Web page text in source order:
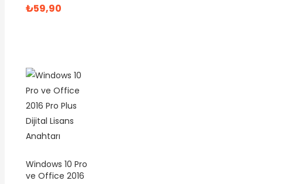
4.95oy aldı
₺59,90
Windows 10 Pro
ve Office 2016